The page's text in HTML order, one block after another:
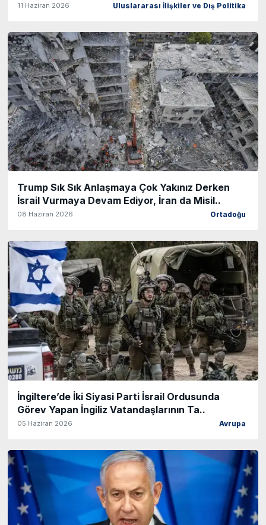
11 Haziran 2026 Uluslararası İlişkiler ve Dış Politika
Trump Sık Sık Anlaşmaya Çok Yakınız Derken
İsrail Vurmaya Devam Ediyor, İran da Misil..
08 Haziran 2026 Ortadoğu
İngiltere’de İki Siyasi Parti İsrail Ordusunda
Görev Yapan İngiliz Vatandaşlarının Ta..
05 Haziran 2026 Avrupa